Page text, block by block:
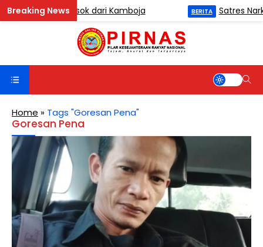
Dipasok dari Kamboja Satres Narkoba
Home » Tags "Goresan Pena"
Goresan Pena